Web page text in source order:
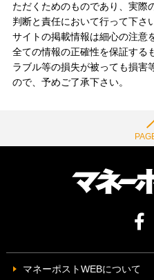
ただくためのものであり、実際
判断と責任において行って下さ
サイトの掲載情報は細心の注意
全ての情報の正確性を保証する
ラブル等の損失が被っても損害
ので、予めご了承下さい。
マネーポストWEBについて